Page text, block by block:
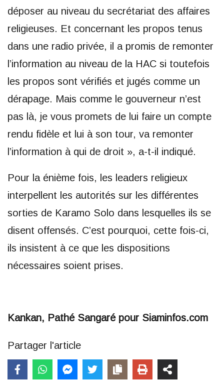
déposer au niveau du secrétariat des affaires
religieuses. Et concernant les propos tenus
dans une radio privée, il a promis de remonter
l’information au niveau de la HAC si toutefois
les propos sont vérifiés et jugés comme un
dérapage. Mais comme le gouverneur n’est
pas là, je vous promets de lui faire un compte
rendu fidèle et lui à son tour, va remonter
l’information à qui de droit », a-t-il indiqué.
Pour la énième fois, les leaders religieux
interpellent les autorités sur les différentes
sorties de Karamo Solo dans lesquelles ils se
disent offensés. C’est pourquoi, cette fois-ci,
ils insistent à ce que les dispositions
nécessaires soient prises.
Kankan, Pathé Sangaré pour Siaminfos.com
Partager l'article